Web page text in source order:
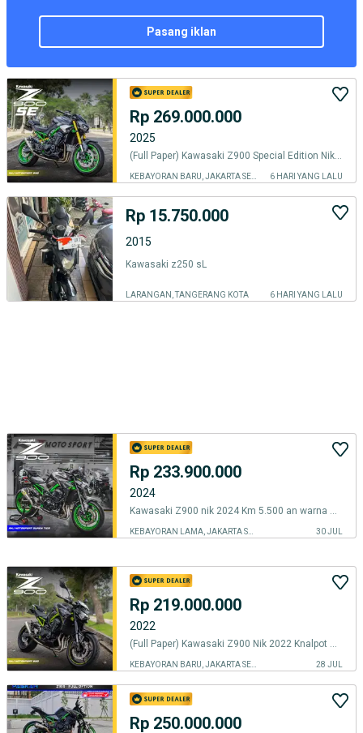
pasang iklan
Rp 269.000.000
2025
(Full Paper) Kawasaki Z900 Special Edition Nik 2025 KM 500
6 HARI YANG LALU
Rp 15.750.000
2015
Kawasaki z250 sL
LARANGAN, TANGERANG KOTA 6 HARI YANG LALU
Rp 233.900.000
2024
‎Kawasaki Z900 nik 2024 Km 5.500 an warna Abu Abu
30 JUL
Rp 219.000.000
2022
(Full Paper) Kawasaki Z900 Nik 2022 Knalpot Costom The Best Unit
28 JUL
Rp 250.000.000